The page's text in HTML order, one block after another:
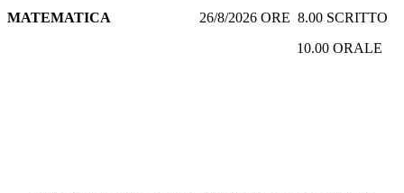
MATEMATICA
26/8/2026 ORE 8.00 SCRITTO
10.00 ORALE